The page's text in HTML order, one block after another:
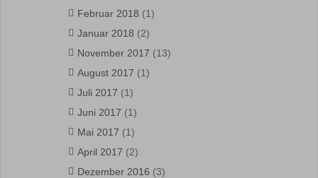
Februar 2018 (1)
Januar 2018 (2)
November 2017 (13)
August 2017 (1)
Juli 2017 (1)
Juni 2017 (1)
Mai 2017 (1)
April 2017 (2)
Dezember 2016 (3)